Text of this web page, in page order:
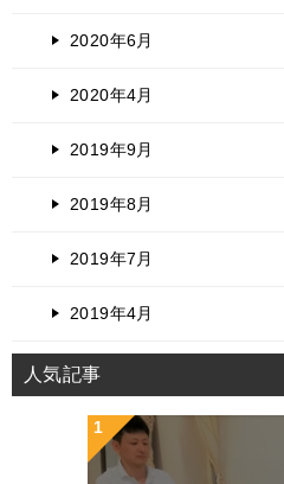
2020年6月
2020年4月
2019年9月
2019年8月
2019年7月
2019年4月
人気記事